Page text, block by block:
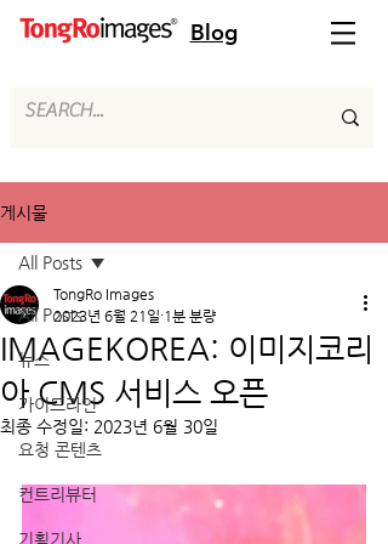
Blog
게시물
All Posts
뉴스
가이드라인
요청 콘텐츠
컨트리뷰터
기획기사
All Posts
IMAGEKOREA: 이미지코리
아 CMS 서비스 오픈
TongRo Images
2023년 6월 21일 1분 분량
최종 수정일: 2023년 6월 30일